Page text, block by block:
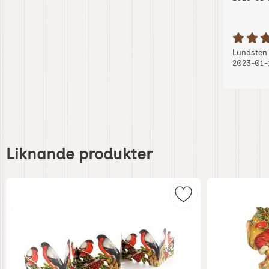
Recension
Lundsten
2023-01-
över
liknande
Liknande produkter